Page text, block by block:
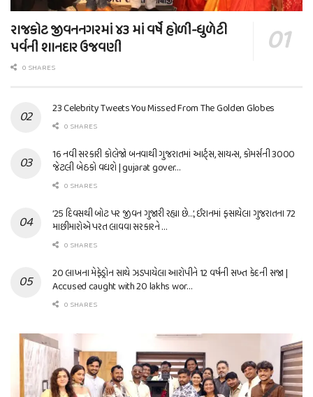
રાજકોટ જીવનનગરમાં ૪૩ માં વર્ષે હોળી-ધુળેટી
પર્વની શાનદાર ઉજવણી
0 SHARES
23 Celebrity Tweets You Missed From The Golden Globes
0 SHARES
16 નવી સરકારી કોલેજો બનવાથી ગુજરાતમાં આર્ટ્સ, સાયન્સ, કોમર્સની 3000
જેટલી બેઠકો વધશે | gujarat gover…
0 SHARES
’25 દિવસથી બોટ પર જીવન ગુજારી રહ્યા છે…’, ઈરાનમાં ફસાયેલા ગુજરાતના 72
માછીમારોએ પરત લાવવા સરકારને …
0 SHARES
20 લાખના મેફેડ્રોન સાથે ઝડપાયેલા આરોપીને 12 વર્ષની સખ્ત કેદની સજા |
Accused caught with 20 lakhs wor…
0 SHARES